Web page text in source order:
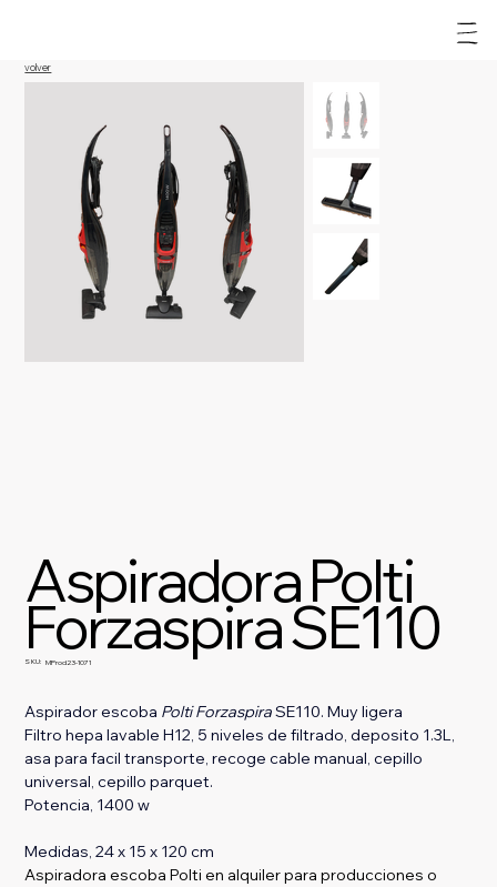
Aspiradora Polti
Forzaspira SE110
SKU: SKU
MProd23-1071
Aspirador escoba Polti Forzaspira SE110. Muy ligera
Filtro hepa lavable H12, 5 niveles de filtrado, deposito 1.3L,
asa para facil transporte, recoge cable manual, cepillo
universal, cepillo parquet.
Potencia, 1400 w
Medidas, 24 x 15 x 120 cm
Aspiradora escoba Polti en alquiler para producciones o
volver